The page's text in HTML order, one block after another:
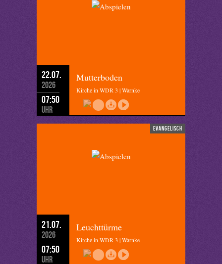
22.07.
2026
07:50
Uhr
Mutterboden
Kirche in WDR 3 | Warnke
evangelisch
21.07.
2026
07:50
Uhr
Leuchttürme
Kirche in WDR 3 | Warnke